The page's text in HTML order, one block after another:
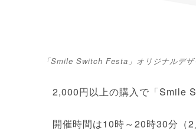
「Smile Switch Festa」オリジナルデ
2,000円以上の購入で「Smile
開催時間は10時～20時30分（2